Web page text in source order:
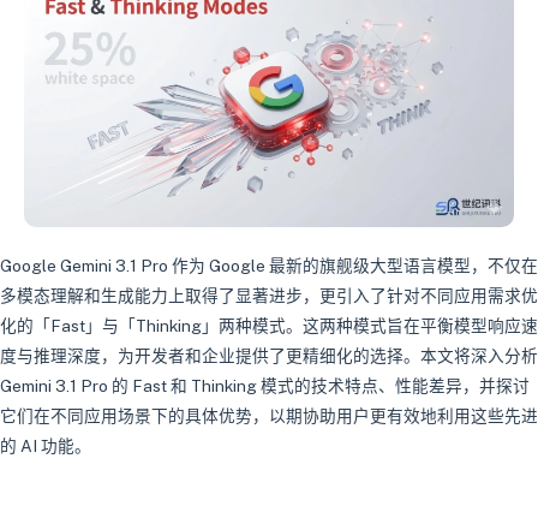
Google Gemini 3.1 Pro 作为 Google 最新的旗舰级大型语言模型，不仅在
多模态理解和生成能力上取得了显著进步，更引入了针对不同应用需求优
化的「Fast」与「Thinking」两种模式。这两种模式旨在平衡模型响应速
度与推理深度，为开发者和企业提供了更精细化的选择。本文将深入分析
Gemini 3.1 Pro 的 Fast 和 Thinking 模式的技术特点、性能差异，并探讨
它们在不同应用场景下的具体优势，以期协助用户更有效地利用这些先进
的 AI 功能。